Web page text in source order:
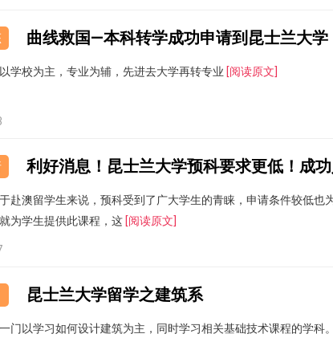
曲线救国—本科转学成功申请到昆士兰大学
学校为主，专业为辅，先进去大学再转专业 [阅读原文]
赴澳留学生来说，预科受到了广大学生的青睐，申请条件较低
为学生提供此课程，这 [阅读原文]
昆士兰大学留学之建筑系
门以学习如何设计建筑为主，同时学习相关基础技术课程的学